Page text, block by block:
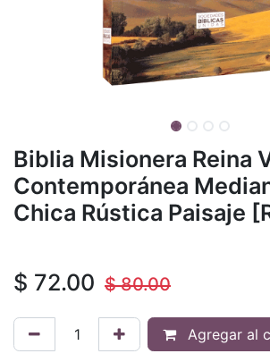
Biblia Misionera Reina
Contemporánea
Chica Rústica Paisaje
$ 72.00 $80.00
Agregar al